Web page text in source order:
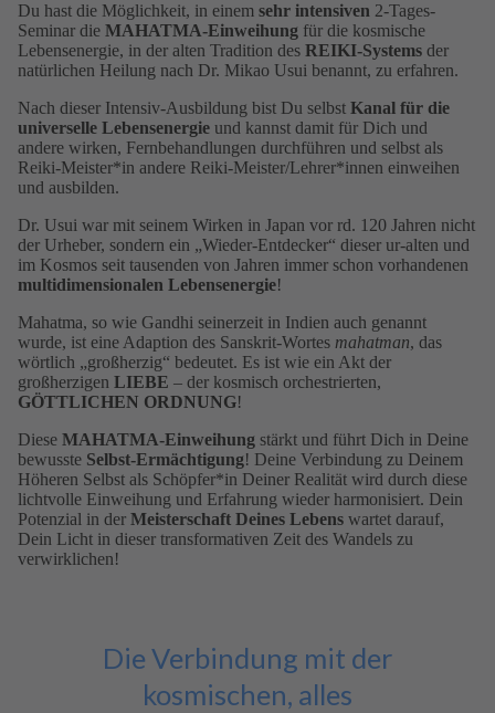
Du hast die Möglichkeit, in einem sehr intensiven 2-Tages-
Seminar die MAHATMA-Einweihung für die kosmische
Lebensenergie, in der alten Tradition des REIKI-Systems der
natürlichen Heilung nach Dr. Mikao Usui benannt, zu erfahren.
Nach dieser Intensiv-Ausbildung bist Du selbst Kanal für die
universelle Lebensenergie und kannst damit für Dich und
andere wirken, Fernbehandlungen durchführen und selbst als
Reiki-Meister*in andere Reiki-Meister/Lehrer*innen einweihen
und ausbilden.
Dr. Usui war mit seinem Wirken in Japan vor rd. 120 Jahren nicht
der Urheber, sondern ein „Wieder-Entdecker“ dieser ur-alten und
im Kosmos seit tausenden von Jahren immer schon vorhandenen
multidimensionalen Lebensenergie!
Mahatma, so wie Gandhi seinerzeit in Indien auch genannt
wurde, ist eine Adaption des Sanskrit-Wortes mahatman, das
wörtlich „großherzig“ bedeutet. Es ist wie ein Akt der
großherzigen LIEBE – der kosmisch orchestrierten,
GÖTTLICHEN ORDNUNG!
Diese MAHATMA-Einweihung stärkt und führt Dich in Deine
bewusste Selbst-Ermächtigung! Deine Verbindung zu Deinem
Höheren Selbst als Schöpfer*in Deiner Realität wird durch diese
lichtvolle Einweihung und Erfahrung wieder harmonisiert. Dein
Potenzial in der Meisterschaft Deines Lebens wartet darauf,
Dein Licht in dieser transformativen Zeit des Wandels zu
verwirklichen!
Die Verbindung mit der
kosmischen, alles